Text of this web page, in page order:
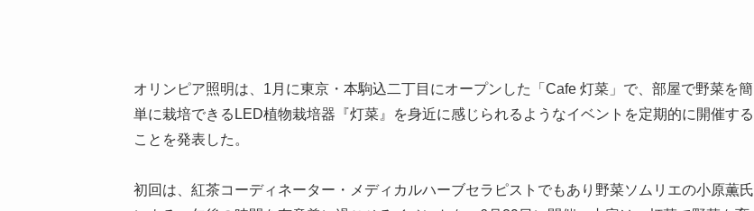
オリンピア照明は、1月に東京・本駒込二丁目にオープンした「Cafe 灯菜」で、部屋で野菜を簡
単に栽培できるLED植物栽培器『灯菜』を身近に感じられるようなイベントを定期的に開催する
ことを発表した。
初回は、紅茶コーディネーター・メディカルハーブセラピストでもあり野菜ソムリエの小原薫氏